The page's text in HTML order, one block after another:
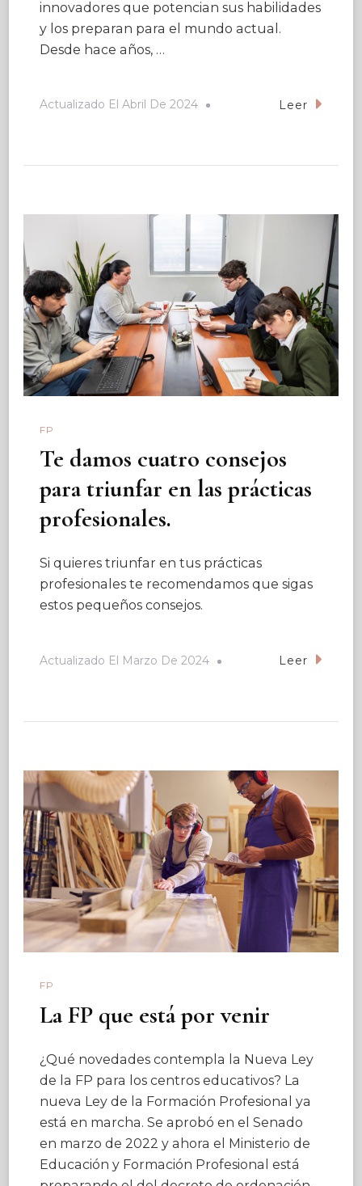
innovadores que potencian sus habilidades
y los preparan para el mundo actual.
Desde hace años, …
Actualizado El Abril De 2024 Leer
FP
Te damos cuatro consejos
para triunfar en las prácticas
profesionales.
Si quieres triunfar en tus prácticas
profesionales te recomendamos que sigas
estos pequeños consejos.
Actualizado El Marzo De 2024 Leer
FP
La FP que está por venir
¿Qué novedades contempla la Nueva Ley
de la FP para los centros educativos? La
nueva Ley de la Formación Profesional ya
está en marcha. Se aprobó en el Senado
en marzo de 2022 y ahora el Ministerio de
Educación y Formación Profesional está